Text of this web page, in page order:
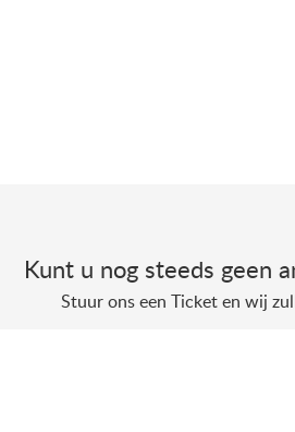
Kunt u nog steeds geen
Stuur ons een Ticket en wij